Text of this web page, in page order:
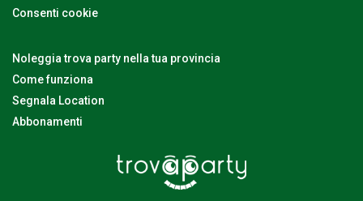
Consenti cookie
Noleggia trova party nella tua provincia
Come funziona
Segnala Location
Abbonamenti